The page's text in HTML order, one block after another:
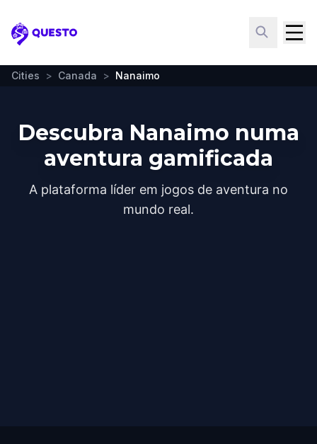
Questo
Cities > Canada > Nanaimo
Descubra Nanaimo numa
aventura gamificada
A plataforma líder em jogos de aventura no
mundo real.